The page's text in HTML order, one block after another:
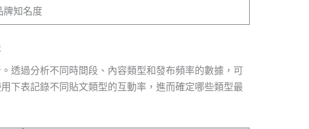
牌知名度
透過分析不同時間段、內容類型和發布頻率的數據，可
下表記錄不同貼文類型的互動率，進而確定哪些類型最